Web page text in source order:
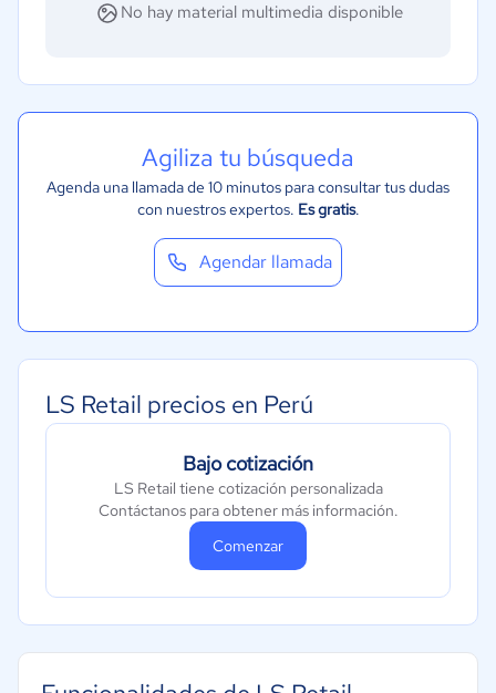
No hay material multimedia disponible
Agiliza tu búsqueda
Agenda una llamada de 10 minutos para consultar tus dudas
con nuestros expertos. Es gratis.
Agendar llamada
LS Retail precios en Perú
Bajo cotización
LS Retail tiene cotización personalizada
Contáctanos para obtener más información.
Comenzar